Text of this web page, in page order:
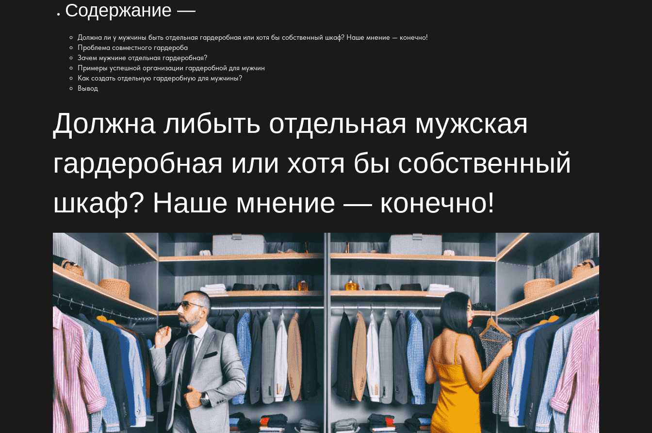
Содержание —
Должна ли у мужчины быть отдельная гардеробная или хотя бы собственный шкаф? Наше мнение — конечно!
Проблема совместного гардероба
Зачем мужчине отдельная гардеробная?
Примеры успешной организации гардеробной для мужчин
Как создать отдельную гардеробную для мужчины?
Вывод
Должна либыть отдельная мужская
гардеробная или хотя бы собственный
шкаф? Наше мнение — конечно!